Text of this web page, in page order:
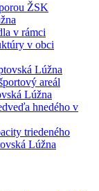
ŽSK
v rámci
v obci
Lúžna
areál
Lúžna
hnedého v
triedeného
Lúžna